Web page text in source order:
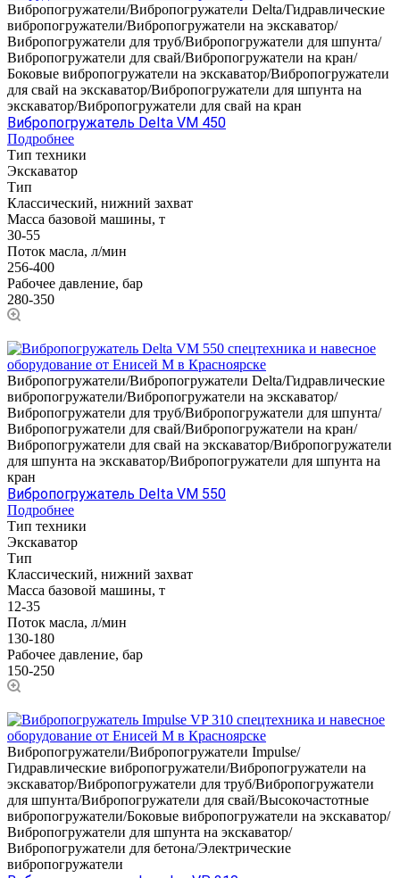
Вибропогружатели/Вибропогружатели Delta/Гидравлические
вибропогружатели/Вибропогружатели на экскаватор/
Вибропогружатели для труб/Вибропогружатели для шпунта/
Вибропогружатели для свай/Вибропогружатели на кран/
Боковые вибропогружатели на экскаватор/Вибропогружатели
для свай на экскаватор/Вибропогружатели для шпунта на
экскаватор/Вибропогружатели для свай на кран
Вибропогружатель Delta VM 450
Подробнее
Тип техники
Экскаватор
Тип
Классический, нижний захват
Масса базовой машины, т
30-55
Поток масла, л/мин
256-400
Рабочее давление, бар
280-350
Вибропогружатели/Вибропогружатели Delta/Гидравлические
вибропогружатели/Вибропогружатели на экскаватор/
Вибропогружатели для труб/Вибропогружатели для шпунта/
Вибропогружатели для свай/Вибропогружатели на кран/
Вибропогружатели для свай на экскаватор/Вибропогружатели
для шпунта на экскаватор/Вибропогружатели для шпунта на
кран
Вибропогружатель Delta VM 550
Подробнее
Тип техники
Экскаватор
Тип
Классический, нижний захват
Масса базовой машины, т
12-35
Поток масла, л/мин
130-180
Рабочее давление, бар
150-250
Вибропогружатели/Вибропогружатели Impulse/
Гидравлические вибропогружатели/Вибропогружатели на
экскаватор/Вибропогружатели для труб/Вибропогружатели
для шпунта/Вибропогружатели для свай/Высокочастотные
вибропогружатели/Боковые вибропогружатели на экскаватор/
Вибропогружатели для шпунта на экскаватор/
Вибропогружатели для бетона/Электрические
вибропогружатели